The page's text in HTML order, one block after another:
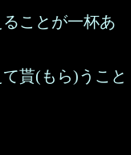
ことが一杯あ
貰(もら)うこと